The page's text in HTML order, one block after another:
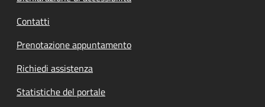
Contatti
Prenotazione appuntamento
Richiedi assistenza
Statistiche del portale